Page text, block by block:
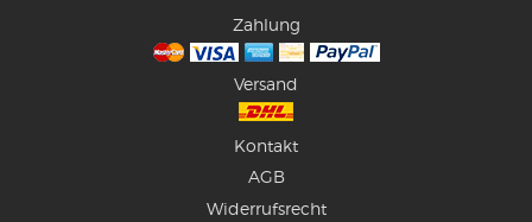
Zahlung
Versand
Kontakt
AGB
Widerrufsrecht